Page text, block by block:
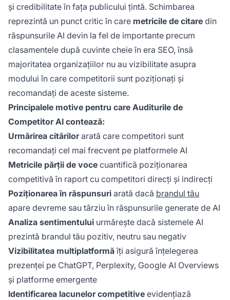
și credibilitate în fața publicului țintă. Schimbarea
reprezintă un punct critic în care metricile de citare din
răspunsurile AI devin la fel de importante precum
clasamentele după cuvinte cheie în era SEO, însă
majoritatea organizațiilor nu au vizibilitate asupra
modului în care competitorii sunt poziționați și
recomandați de aceste sisteme.
Principalele motive pentru care Auditurile de
Competitor AI contează:
Urmărirea citărilorarată care competitori sunt
recomandați cel mai frecvent pe platformele AI
Metricile părții de voce cuantifică poziționarea
competitivă în raport cu competitori direcți și indirecți
Poziționarea în răspunsuri arată dacă brandul tău
apare devreme sau târziu în răspunsurile generate de AI
Analiza sentimentului urmărește dacă sistemele AI
prezintă brandul tău pozitiv, neutru sau negativ
Vizibilitatea multiplatformăîți asigură înțelegerea
prezenței pe ChatGPT, Perplexity, Google AI Overviews
și platforme emergente
Identificarea lacunelor competitive evidențiază